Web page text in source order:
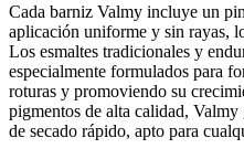
Cada barniz Valmy incluye un
aplicación uniforme y sin rayas,
Los esmaltes tradicionales y
especialmente formulados para
roturas y promoviendo su
pigmentos de alta calidad,
de secado rápido, apto para